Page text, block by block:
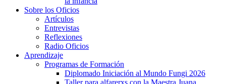
Sobre los Oficios
Artículos
Entrevistas
Reflexiones
Radio Oficios
Aprendizaje
Programas de Formación
Diplomado Iniciación al Mundo Fungi 2026
Taller para alfarerxs con la Maestra Juana